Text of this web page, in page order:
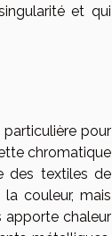
et qui
pour
chromatique
des textiles de
couleur, mais
apporte chaleur